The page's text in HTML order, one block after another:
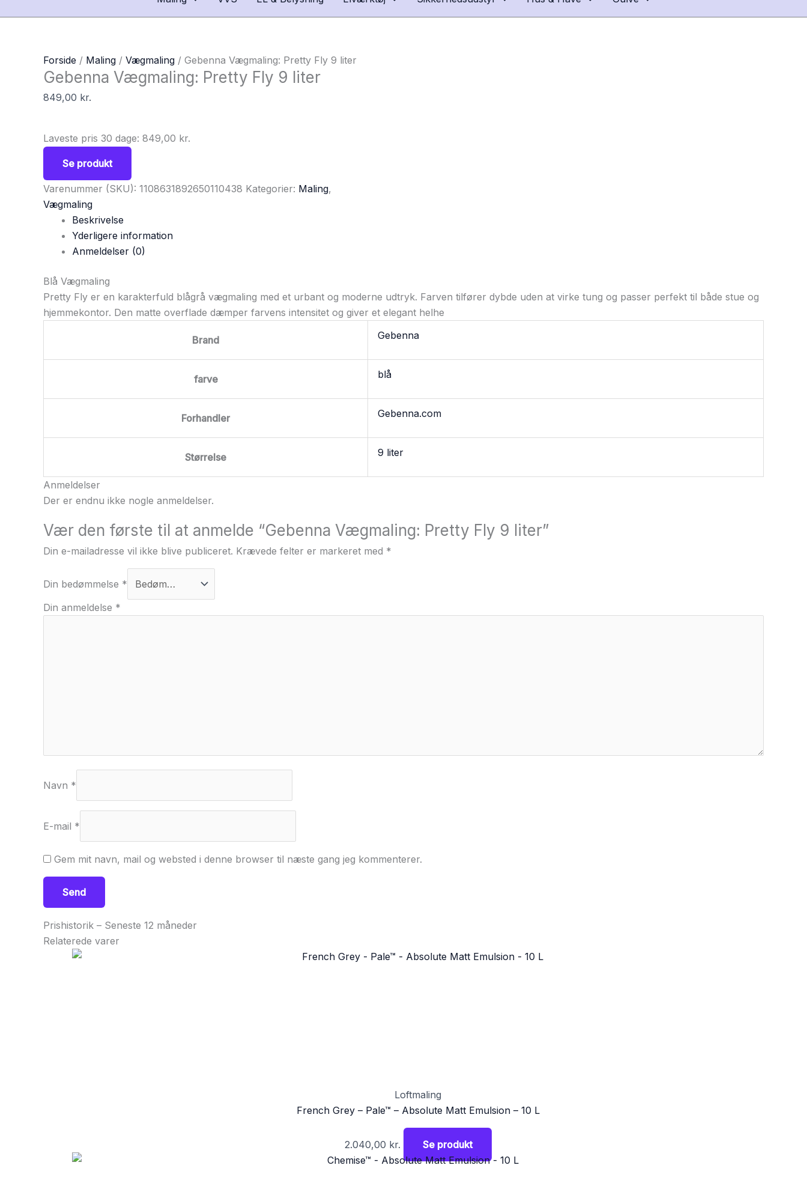
Forside / Maling / Vægmaling / Gebenna Vægmaling: Pretty Fly 9 liter
Gebenna Vægmaling: Pretty Fly 9 liter
849,00 kr.
Laveste pris 30 dage: 849,00 kr.
Se produkt
Varenummer (SKU): 1108631892650110438 Kategorier: Maling,
Vægmaling
Beskrivelse
Yderligere information
Anmeldelser (0)
Blå Vægmaling
Pretty Fly er en karakterfuld blågrå vægmaling med et urbant og moderne udtryk. Farven tilfører dybde uden at virke tung og passer perfekt til både stue og
hjemmekontor. Den matte overflade dæmper farvens intensitet og giver et elegant helhe
Brand Gebenna
farve blå
Forhandler Gebenna.com
Størrelse 9 liter
Anmeldelser
Der er endnu ikke nogle anmeldelser.
Vær den første til at anmelde “Gebenna Vægmaling: Pretty Fly 9 liter”
Din e-mailadresse vil ikke blive publiceret. Krævede felter er markeret med *
Din bedømmelse *
Din anmeldelse *
Navn *
E-mail *
Gem mit navn, mail og websted i denne browser til næste gang jeg kommenterer.
Prishistorik – Seneste 12 måneder
Relaterede varer
Loftmaling
French Grey – Pale™ – Absolute Matt Emulsion – 10 L
2.040,00 kr. Se produkt